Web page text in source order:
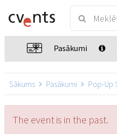
Pasākumi
Sākums Pasākumi Pop-Up
The event is in the past.